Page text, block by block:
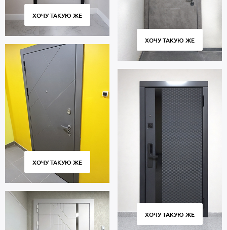
ХОЧУ ТАКУЮ ЖЕ
ХОЧУ ТАКУЮ ЖЕ
ХОЧУ ТАКУЮ ЖЕ
ХОЧУ ТАКУЮ ЖЕ